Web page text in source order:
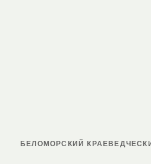
БЕЛОМОРСКИЙ